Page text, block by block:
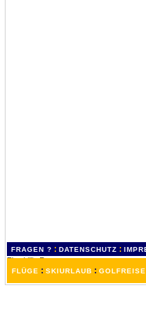
FRAGEN ? : DATENSCHUTZ :
FLÜGE : SKIURLAUB :